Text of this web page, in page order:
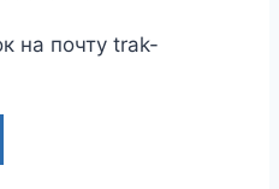
на почту trak-